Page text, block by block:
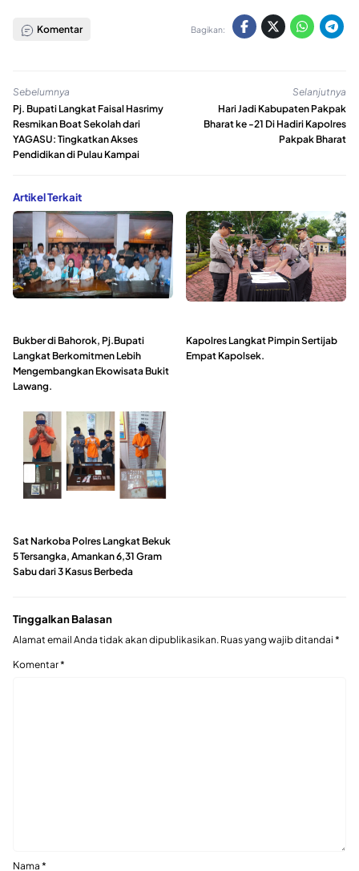
Komentar Bagikan:
Sebelumnya
Pj. Bupati Langkat Faisal Hasrimy
Resmikan Boat Sekolah dari
YAGASU: Tingkatkan Akses
Pendidikan di Pulau Kampai
Selanjutnya
Hari Jadi Kabupaten Pakpak
Bharat ke -21 Di Hadiri Kapolres
Pakpak Bharat
Artikel Terkait
Bukber di Bahorok, Pj.Bupati
Langkat Berkomitmen Lebih
Mengembangkan Ekowisata Bukit
Lawang.
Kapolres Langkat Pimpin Sertijab
Empat Kapolsek.
Sat Narkoba Polres Langkat Bekuk
5 Tersangka, Amankan 6,31 Gram
Sabu dari 3 Kasus Berbeda
Tinggalkan Balasan
Alamat email Anda tidak akan dipublikasikan. Ruas yang wajib ditandai *
Komentar*
Nama *